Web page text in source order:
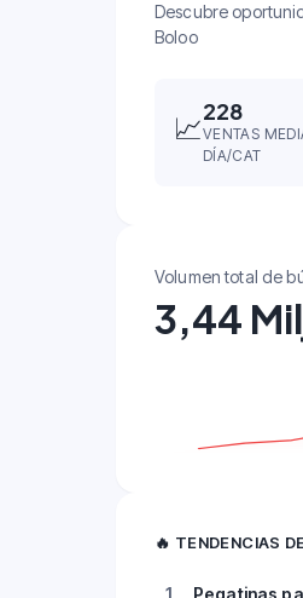
Descubre
Boloo
📈
228
VENTAS
DÍA/CAT
Volumen total de
3,44
🔥 TENDENCIAS
1